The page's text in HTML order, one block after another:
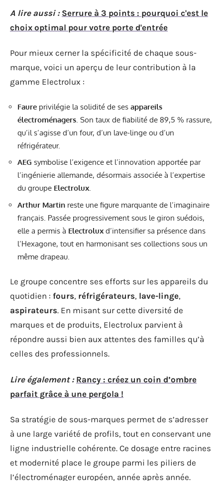
A lire aussi : Serrure à 3 points : pourquoi c'est le
choix optimal pour votre porte d'entrée
Pour mieux cerner la spécificité de chaque sous-
marque, voici un aperçu de leur contribution à la
gamme Electrolux :
Faure privilégie la solidité de ses appareils
électroménagers . Son taux de fiabilité de 89,5 % rassure,
qu’il s’agisse d’un four, d’un lave-linge ou d’un
réfrigérateur.
AEG symbolise l’exigence et l’innovation apportée par
l’ingénierie allemande, désormais associée à l’expertise
du groupe Electrolux.
Arthur Martin reste une figure marquante de l’imaginaire
français. Passée progressivement sous le giron suédois,
elle a permis à Electrolux d’intensifier sa présence dans
l’Hexagone, tout en harmonisant ses collections sous un
même drapeau.
Le groupe concentre ses efforts sur les appareils du
quotidien : fours, réfrigérateurs, lave-linge,
aspirateurs. En misant sur cette diversité de
marques et de produits, Electrolux parvient à
répondre aussi bien aux attentes des familles qu’à
celles des professionnels.
Lire également : Rancy : créez un coin d’ombre
parfait grâce à une pergola !
Sa stratégie de sous-marques permet de s’adresser
à une large variété de profils, tout en conservant une
ligne industrielle cohérente. Ce dosage entre racines
et modernité place le groupe parmi les piliers de
l’électroménager européen, année après année.